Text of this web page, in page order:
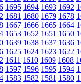
1695 1694 1693 1692
1681 1680 1679 1678
1667 1666 1665 1664
1653 1652 1651 1650
1639 1638 1637 1636
1625 1624 1623 1622
1611 1610 1609 1608
1597 1596 1595 1594
1583 1582 1581 1580